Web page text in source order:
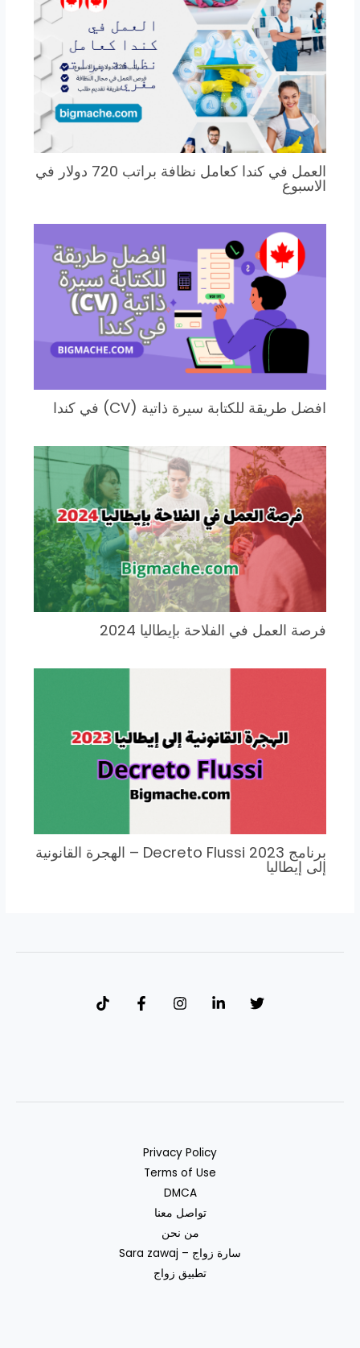
العمل في كندا كعامل نظافة براتب 720 دولار في
الاسبوع
افضل طريقة للكتابة سيرة ذاتية (CV) في كندا
فرصة العمل في الفلاحة بإيطاليا 2024
برنامج Decreto Flussi 2023 – الهجرة القانونية
إلى إيطاليا
Privacy Policy
Terms of Use
DMCA
تواصل معنا
من نحن
سارة زواج – Sara zawaj
تطبيق زواج